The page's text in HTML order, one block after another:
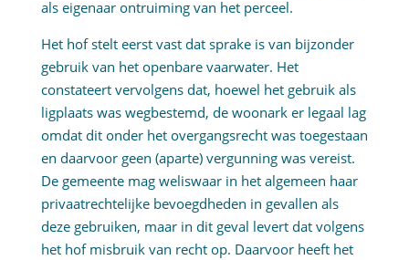
als eigenaar ontruiming van het perceel.
Het hof stelt eerst vast dat sprake is van bijzonder
gebruik van het openbare vaarwater. Het
constateert vervolgens dat, hoewel het gebruik als
ligplaats was wegbestemd, de woonark er legaal lag
omdat dit onder het overgangsrecht was toegestaan
en daarvoor geen (aparte) vergunning was vereist.
De gemeente mag weliswaar in het algemeen haar
privaatrechtelijke bevoegdheden in gevallen als
deze gebruiken, maar in dit geval levert dat volgens
het hof misbruik van recht op. Daarvoor heeft het